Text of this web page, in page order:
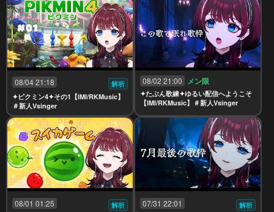
08/04 21:18
解析
✦ピクミン4✦その1【IMI/RKMusic】
＃新人Vsinger
08/02 21:00 メン限
✦たぶん歌練✦ゆるい配信へようこそ
【IMI/RKMusic】＃新人Vsinger
08/01 01:25
解析
07/31 22:01
解析